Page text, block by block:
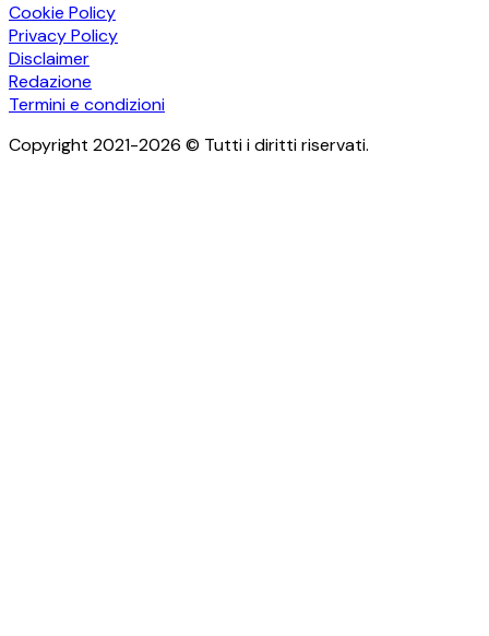
Cookie Policy
Privacy Policy
Disclaimer
Redazione
Termini e condizioni
Copyright 2021-2026 © Tutti i diritti riservati.